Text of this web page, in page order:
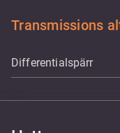
Transmissions
Differentialspärr